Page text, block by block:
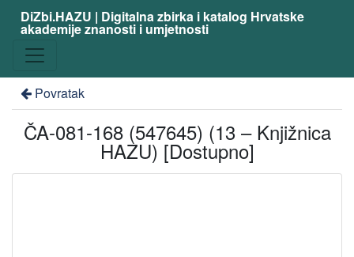
DiZbi.HAZU | Digitalna zbirka i katalog Hrvatske
akademije znanosti i umjetnosti
Povratak
ČA-081-168 (547645) (13 – Knjižnica
HAZU) [Dostupno]